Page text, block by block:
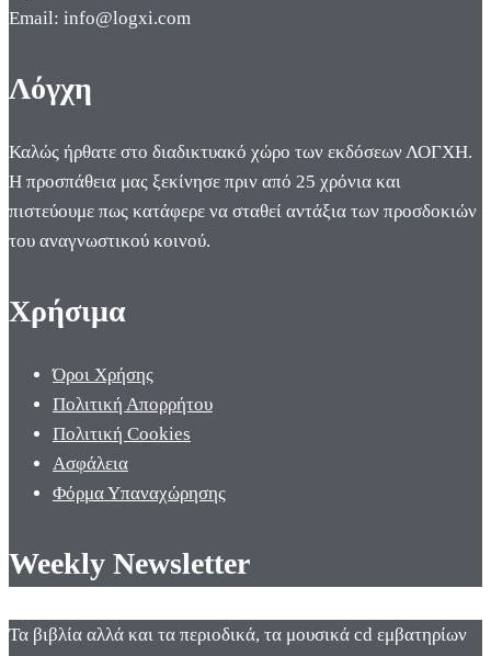
Email: info@logxi.com
Λόγχη
Καλώς ήρθατε στο διαδικτυακό χώρο των εκδόσεων ΛΟΓΧΗ.
Η προσπάθεια μας ξεκίνησε πριν από 25 χρόνια και
πιστεύουμε πως κατάφερε να σταθεί αντάξια των προσδοκιών
του αναγνωστικού κοινού.
Χρήσιμα
Όροι Χρήσης
Πολιτική Απορρήτου
Πολιτική Cookies
Ασφάλεια
Φόρμα Υπαναχώρησης
Weekly Newsletter
Τα βιβλία αλλά και τα περιοδικά, τα μουσικά cd εμβατηρίων